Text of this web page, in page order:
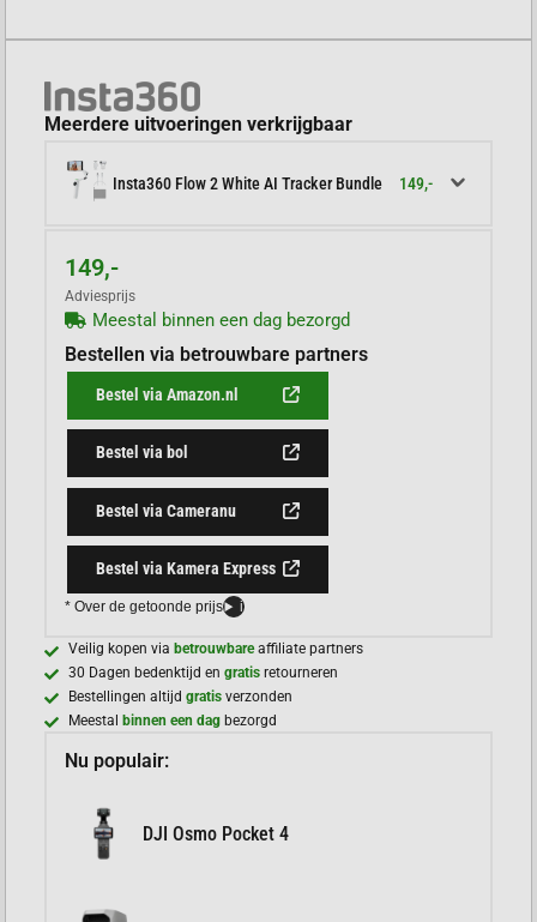
Meerdere uitvoeringen verkrijgbaar
Insta360 Flow 2 White AI Tracker Bundle 149,-
149,-
Adviesprijs
Meestal binnen een dag bezorgd
Bestellen via betrouwbare partners
Bestel via Amazon.nl
Bestel via bol
Bestel via Cameranu
Bestel via Kamera Express
* Over de getoonde prijs i
Veilig kopen via betrouwbareaffiliate partners
30 Dagen bedenktijd engratis retourneren
Bestellingen altijdgratisverzonden
Meestal
binnen een dag bezorgd
Nu populair:
DJI Osmo Pocket 4